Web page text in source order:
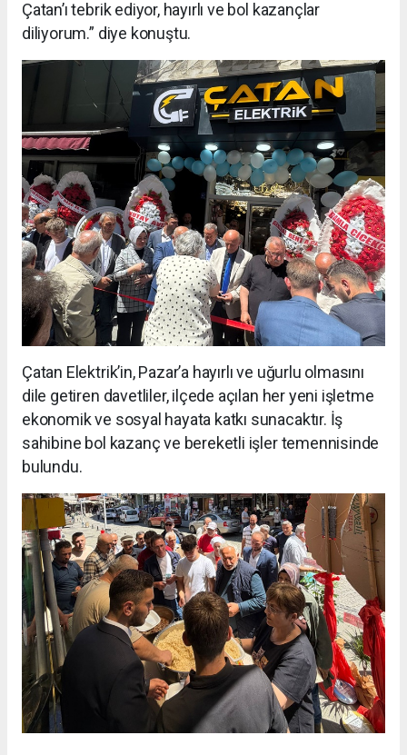
Çatan’ı tebrik ediyor, hayırlı ve bol kazançlar
diliyorum.” diye konuştu.
Çatan Elektrik’in, Pazar’a hayırlı ve uğurlu olmasını
dile getiren davetliler, ilçede açılan her yeni işletme
ekonomik ve sosyal hayata katkı sunacaktır. İş
sahibine bol kazanç ve bereketli işler temennisinde
bulundu.